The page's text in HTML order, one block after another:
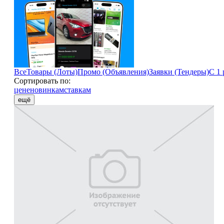
ВсеТовары (Лоты)Промо (Объявления)Заявки (Тендеры)С 1
Сортировать по:
цененовинкамставкам
ещё